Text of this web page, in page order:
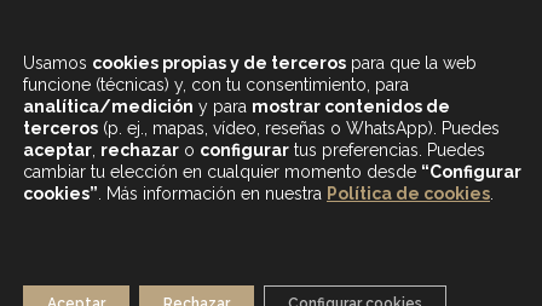
AVISO LEGAL
Usamos cookies propias y de terceros para que la web
funcione (técnicas) y, con tu consentimiento, para
analítica/medición y para mostrar contenidos de
terceros (p. ej., mapas, vídeo, reseñas o WhatsApp). Puedes
aceptar rechazar o configurar tus preferencias. Puedes
cambiar tu elección en cualquier momento desde “Configurar
cookies” . Más información en nuestra Política de cookies